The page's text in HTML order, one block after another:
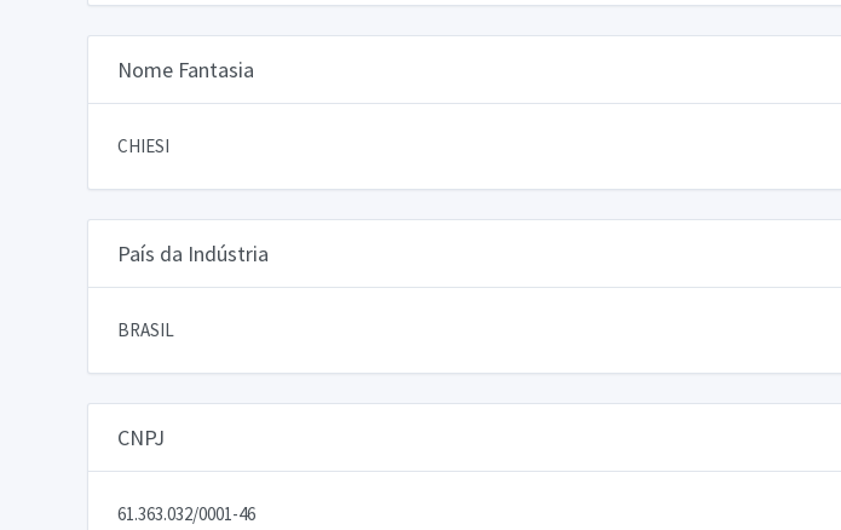
Nome Fantasia
CHIESI
País da Indústria
BRASIL
CNPJ
61.363.032/0001-46